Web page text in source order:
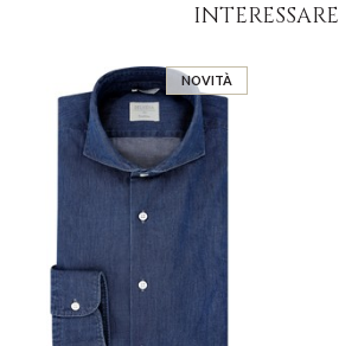
INTERESSARE
NOVITÀ